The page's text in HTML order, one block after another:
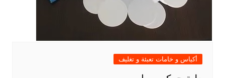
أكياس و خامات تعبئة و تغليف